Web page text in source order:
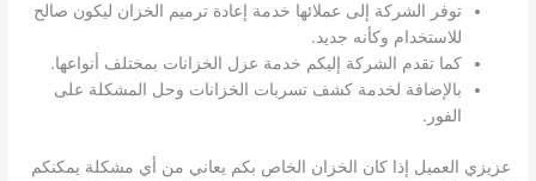
توفر الشركة إلى عملائها خدمة إعادة ترميم الخزان ليكون صالح
للاستخدام وكأنه جديد.
كما تقدم الشركة إليكم خدمة عزل الخزانات بمختلف أنواعها.
بالإضافة لخدمة كشف تسربات الخزانات وحل المشكلة على
الفور.
عزيزي العميل إذا كان الخزان الخاص بكم يعاني من أي مشكلة يمكنكم